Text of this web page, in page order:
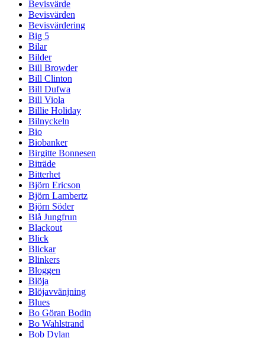
Bevisvärde
Bevisvärden
Bevisvärdering
Big 5
Bilar
Bilder
Bill Browder
Bill Clinton
Bill Dufwa
Bill Viola
Billie Holiday
Bilnyckeln
Bio
Biobanker
Birgitte Bonnesen
Biträde
Bitterhet
Björn Ericson
Björn Lambertz
Björn Söder
Blå Jungfrun
Blackout
Blick
Blickar
Blinkers
Bloggen
Blöja
Blöjavvänjning
Blues
Bo Göran Bodin
Bo Wahlstrand
Bob Dylan